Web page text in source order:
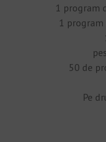
1 program
1
50 de
Pe